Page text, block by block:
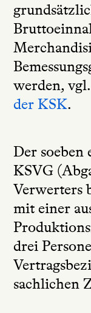
werden,
der KSK.
Der soeben
KSVG
Verwerters
mit einer
drei
sachlichen